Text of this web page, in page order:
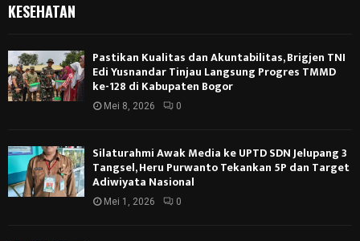
KESEHATAN
Pastikan Kualitas dan Akuntabilitas, Brigjen TNI
Edi Yusnandar Tinjau Langsung Progres TMMD
ke-128 di Kabupaten Bogor
Mei 8, 2026 0
Silaturahmi Awak Media ke UPTD SDN Jelupang 3
Tangsel, Heru Purwanto Tekankan 5P dan Target
Adiwiyata Nasional
Mei 1, 2026 0